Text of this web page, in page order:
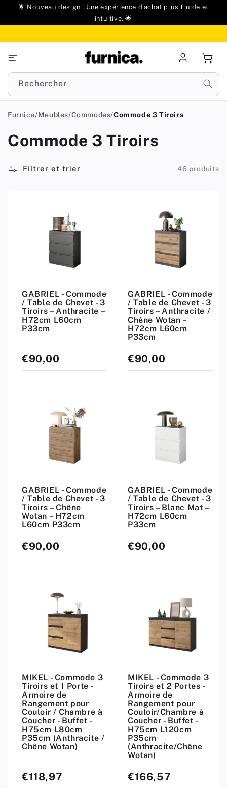
🌟 Nouveau design ! Une expérience d'achat plus fluide et
intuitive. 🌟
connecter
Rechercher
Furnica/Meubles/Commodes/Commode 3 Tiroirs
Commode 3 Tiroirs
Filtrer et trier 46 produits
GABRIEL - Commode
/ Table de Chevet - 3
Tiroirs – Anthracite –
H72cm L60cm
P33cm
Prix
standard
€90,00
GABRIEL - Commode
/ Table de Chevet - 3
Tiroirs – Anthracite /
Chêne Wotan –
H72cm L60cm
P33cm
Prix
standard
€90,00
GABRIEL - Commode
/ Table de Chevet - 3
Tiroirs – Chêne
Wotan – H72cm
L60cm P33cm
Prix
standard
€90,00
GABRIEL - Commode
/ Table de Chevet - 3
Tiroirs – Blanc Mat –
H72cm L60cm
P33cm
Prix
standard
€90,00
MIKEL - Commode 3
Tiroirs et 1 Porte -
Armoire de
Rangement pour
Couloir / Chambre à
Coucher - Buffet -
H75cm L80cm
P35cm (Anthracite /
Chêne Wotan)
Prix
standard
€118,97
MIKEL - Commode 3
Tiroirs et 2 Portes -
Armoire de
Rangement pour
Couloir/Chambre à
Coucher - Buffet -
H75cm L120cm
P35cm
(Anthracite/Chêne
Wotan)
Prix
standard
€166,57